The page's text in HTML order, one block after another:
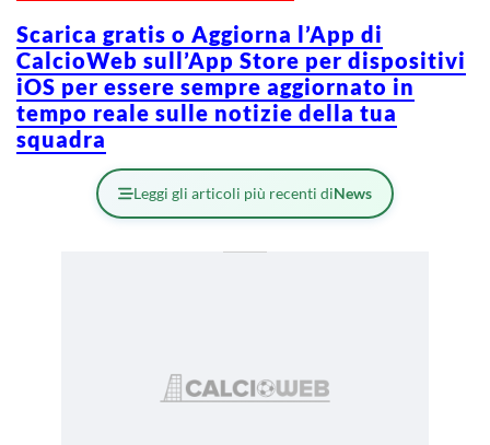
Scarica gratis o Aggiorna l’App di
CalcioWeb sull’App Store per dispositivi
iOS per essere sempre aggiornato in
tempo reale sulle notizie della tua
squadra
Leggi gli articoli più recenti diNews